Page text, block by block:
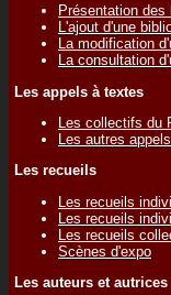
Présentation des
L'ajout d'une
La modification
La consultation
Les appels à textes
Les collectifs du
Les autres
Les recueils
Les recueils
Les recueils
Les recueils
Scènes d'expo
Les auteurs et autrices